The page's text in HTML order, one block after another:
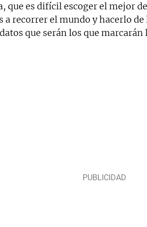
que es difícil escoger el mejor
a recorrer el mundo y hacerlo
que serán los que